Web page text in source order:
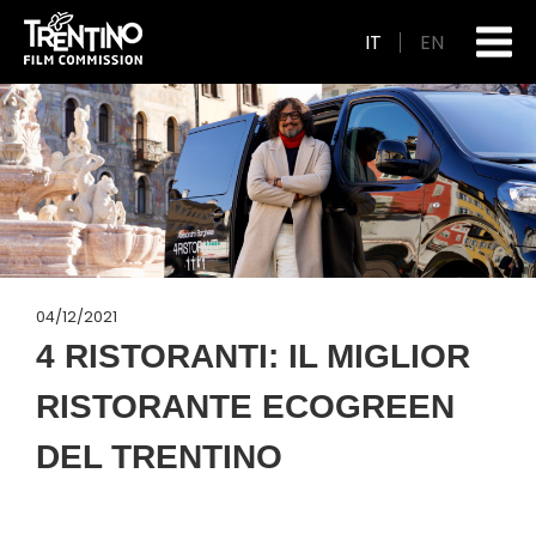
IT EN
04/12/2021
4 RISTORANTI: IL MIGLIOR
RISTORANTE ECOGREEN
DEL TRENTINO